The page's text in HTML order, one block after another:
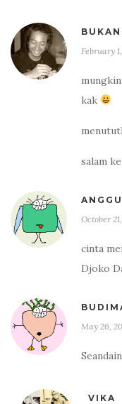
February
kak
salam
October
cinta
Djoko
May 26,
VIKA